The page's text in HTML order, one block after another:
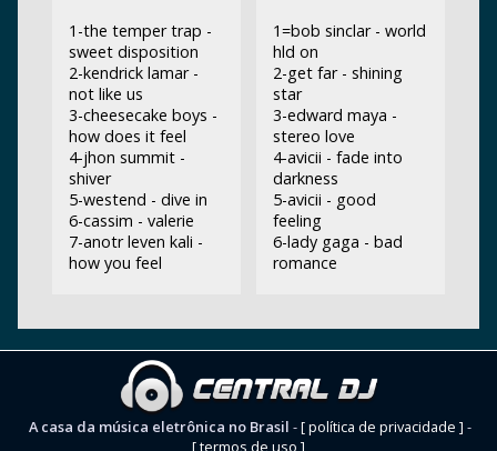
1-the temper trap -
sweet disposition
2-kendrick lamar -
not like us
3-cheesecake boys -
how does it feel
4-jhon summit -
shiver
5-westend - dive in
6-cassim - valerie
7-anotr leven kali -
how you feel
1=bob sinclar - world
hld on
2-get far - shining
star
3-edward maya -
stereo love
4-avicii - fade into
darkness
5-avicii - good
feeling
6-lady gaga - bad
romance
A casa da música eletrônica no Brasil -[ política de privacidade ] -
[ termos de uso ]